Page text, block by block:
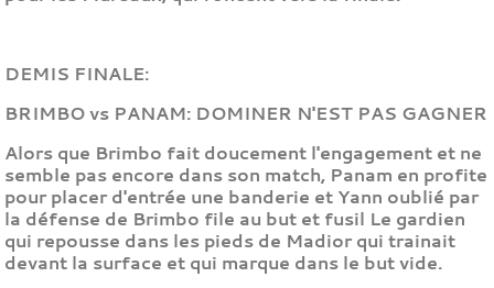
DEMIS FINALE:
BRIMBO vs PANAM: DOMINER N'EST PAS GAGNER
Alors que Brimbo fait doucement l'engagement et ne
semble pas encore dans son match, Panam en profite
pour placer d'entrée une banderie et Yann oublié par
la défense de Brimbo file au but et fusil Le gardien
qui repousse dans les pieds de Madior qui trainait
devant la surface et qui marque dans le but vide.